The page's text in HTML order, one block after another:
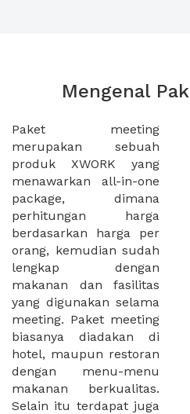
Mengenal
Paket meeting
merupakan sebuah
produk XWORK yang
menawarkan all-in-one
package, dimana
perhitungan harga
berdasarkan harga per
orang, kemudian sudah
lengkap dengan
makanan dan fasilitas
yang digunakan selama
meeting. Paket meeting
biasanya diadakan di
hotel, maupun restoran
dengan menu-menu
makanan berkualitas.
Selain itu terdapat juga
makan malam, dan juga
coffee break disela-sela
acara meeting Anda.
Paket meeting ini cocok
untuk Anda yang ingin
menggelar meeting
besar seperti meeting
akhir tahun, meeting
awal tahun, meeting di
hotel, meeting di
restoran, atau seminar
harian atau workshop.
XWORK memiliki pilihan
paket meeting yang
lengkap yang
disesuaikan dengan
budget Anda, mulai